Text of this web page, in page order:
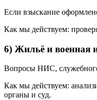
Если взыскание
Как мы действуем:
6) Жильё и военная
Вопросы НИС,
Как мы действуем:
органы и суд.